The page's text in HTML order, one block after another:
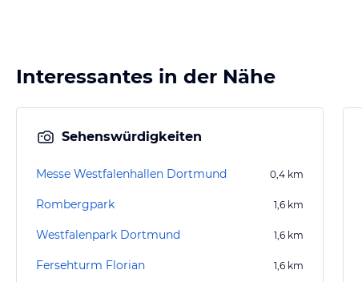
Interessantes in der Nähe
Sehenswürdigkeiten
Messe Westfalenhallen Dortmund 0,4 km
Rombergpark 1,6 km
Westfalenpark Dortmund 1,6 km
Fersehturm Florian 1,6 km